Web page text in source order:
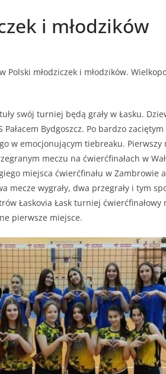
i młodzików
Polski młodziczek i młodzików.
swój turniej będą grały w Łasku.
Bydgoszcz. Po bardzo
w emocjonującym tiebreaku. Pierwszy
meczu na ćwierćfinałach w
miejsca ćwierćfinału w Zambrowie
mecze wygrały, dwa przegrały i tym
Łaskovia Łask turniej ćwierćfinałowy
pierwsze miejsce.